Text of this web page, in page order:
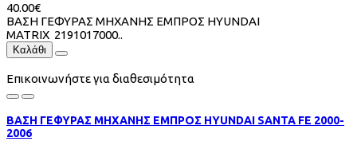
40.00€
ΒΑΣΗ ΓΕΦΥΡΑΣ ΜΗΧΑΝΗΣ ΕΜΠΡΟΣ HYUNDAI
MATRIX 2191017000..
Καλάθι
Επικοινωνήστε για διαθεσιμότητα
ΒΑΣΗ ΓΕΦΥΡΑΣ ΜΗΧΑΝΗΣ ΕΜΠΡΟΣ HYUNDAI SANTA FE 2000-
2006